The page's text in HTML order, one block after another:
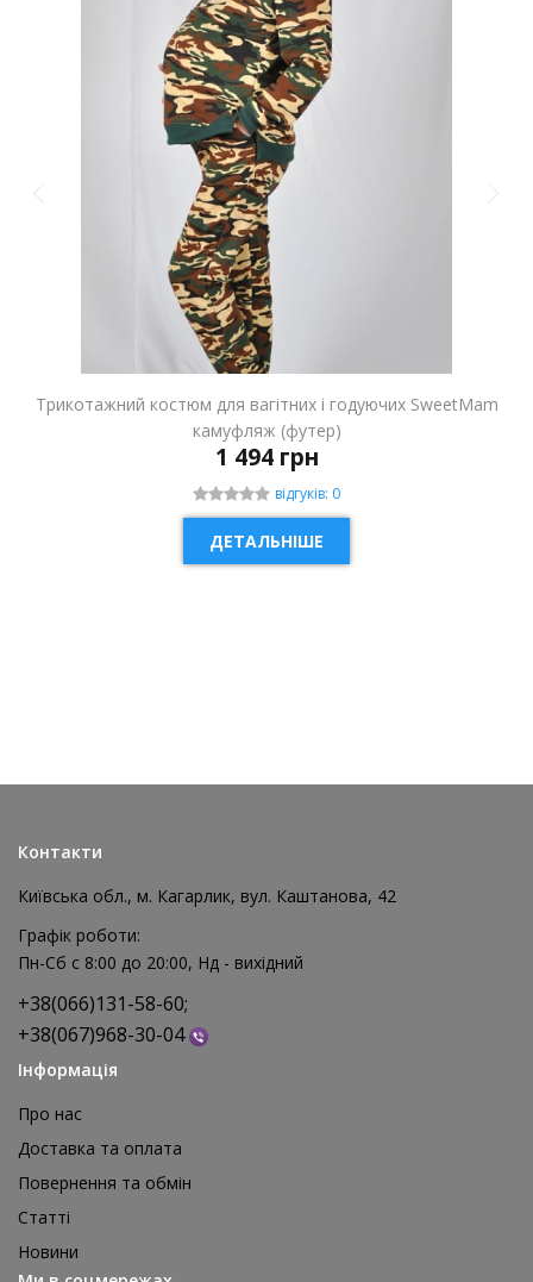
Трикотажний костюм для вагітних і годуючих SweetMam
камуфляж (футер)
1 494 грн
відгуків: 0
ДЕТАЛЬНІШЕ
Реквізит для аніматора Мішки для стрибків, 4 шт
Контакти
Київська обл., м. Кагарлик, вул. Каштанова, 42
Графік роботи:
Пн-Сб с 8:00 до 20:00, Нд - вихідний
+38(066)131-58-60;
+38(067)968-30-04
Інформація
Про нас
Доставка та оплата
Повернення та обмін
Статті
Новини